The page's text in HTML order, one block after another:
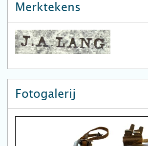
Merktekens
Fotogalerij